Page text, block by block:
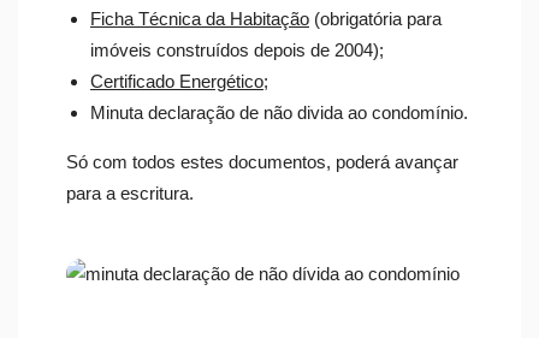
Ficha Técnica da Habitação (obrigatória para
imóveis construídos depois de 2004);
Certificado Energético;
Minuta declaração de não divida ao condomínio.
Só com todos estes documentos, poderá avançar
para a escritura.